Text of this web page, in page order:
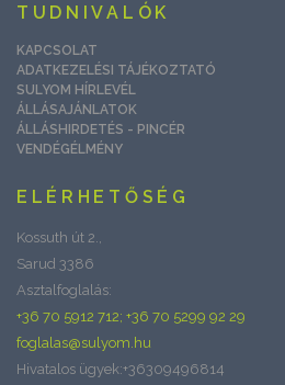
TUDNIVALÓK
KAPCSOLAT
ADATKEZELÉSI TÁJÉKOZTATÓ
SULYOM HÍRLEVÉL
ÁLLÁSAJÁNLATOK
ÁLLÁSHIRDETÉS - PINCÉR
VENDÉGÉLMÉNY
ELÉRHETŐSÉG
Kossuth út 2.,
Sarud 3386
Asztalfoglalás:
+36 70 5912 712; +36 70 5299 92 29
foglalas@sulyom.hu
Hivatalos ügyek:+36309496814